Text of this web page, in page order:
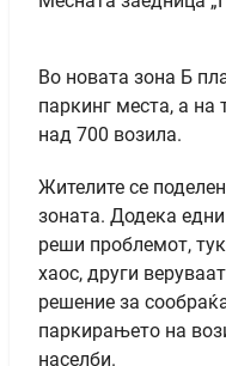
Во новата зона Б
паркинг места, а на
над 700 возила.
Жителите се
зоната. Додека
реши проблемот,
хаос, други
решение за
паркирањето на
населби.